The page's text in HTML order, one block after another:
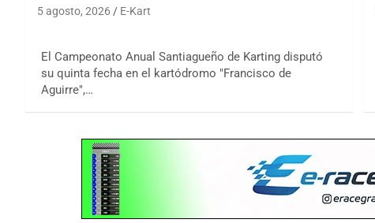
5 agosto, 2026 E-Kart
El Campeonato Anual Santiagueño de Karting disputó
su quinta fecha en el kartódromo "Francisco de
Aguirre",…